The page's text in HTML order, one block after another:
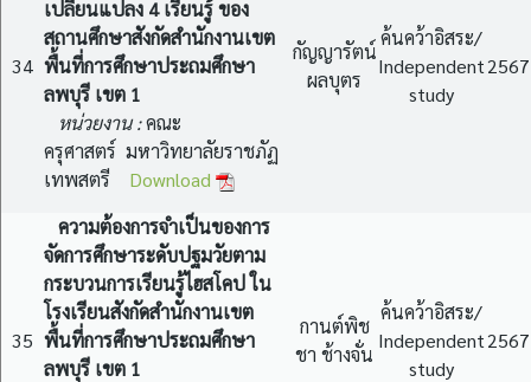
34
เปลี่ยนแปลง 4 เรียนรู้ ของ
สถานศึกษาสังกัดสำนักงานเขต
พื้นที่การศึกษาประถมศึกษา
ลพบุรี เขต 1
หน่วยงาน :คณะ
ครุศาสตร์ มหาวิทยาลัยราชภัฏ
เทพสตรี Download
กัญญารัตน์
ผลบุตร
ค้นคว้าอิสระ/
Independent
study
2567
35
ความต้องการจำเป็นของการ
จัดการศึกษาระดับปฐมวัยตาม
กระบวนการเรียนรู้ไฮสโคป ใน
โรงเรียนสังกัดสำนักงานเขต
พื้นที่การศึกษาประถมศึกษา
ลพบุรี เขต 1
กานต์พิช
ชา ช้างจั่น
ค้นคว้าอิสระ/
Independent
study
2567